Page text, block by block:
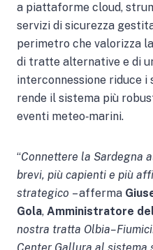
a piattaforme cloud,
servizi di sicurezza
perimetro che valorizza
di tratte alternative e di
interconnessione riduce
rende il sistema più
eventi meteo‐marini.
“Connettere la Sardegna
brevi, più capienti e più
strategico – afferma
Gola, Amministratore
nostra tratta